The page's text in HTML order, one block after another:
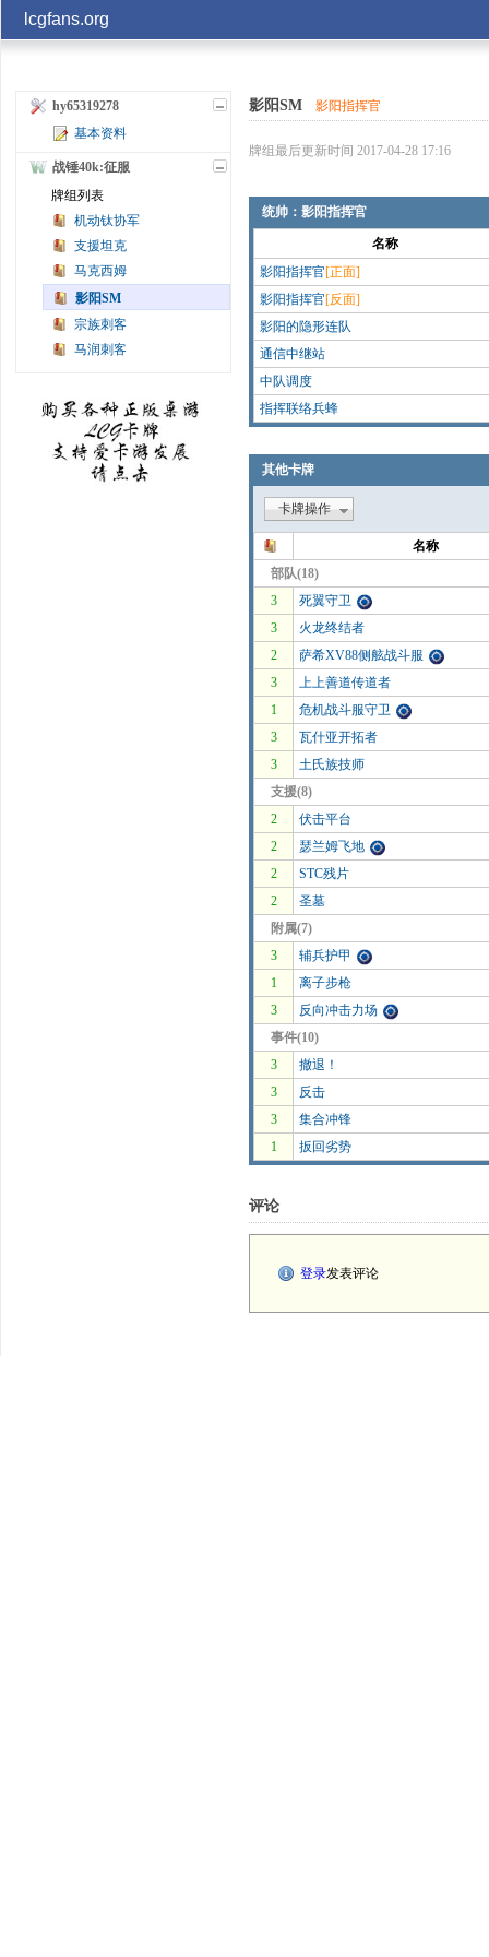
lcgfans.org
hy65319278
基本资料
战锤40k:征服
牌组列表
机动钛协军
支援坦克
马克西姆
影阳SM
宗族刺客
马润刺客
影阳SM 影阳指挥官
牌组最后更新时间 2017-04-28 17:16
统帅：影阳指挥官
名称
影阳指挥官[正面]
影阳指挥官[反面]
影阳的隐形连队
通信中继站
中队调度
指挥联络兵蜂
其他卡牌
卡牌操作
名称
部队(18)
3
死翼守卫
3
火龙终结者
2
萨希XV88侧舷战斗服
3
上上善道传道者
1
危机战斗服守卫
3
瓦什亚开拓者
3
土氏族技师
支援(8)
2
伏击平台
2
瑟兰姆飞地
2
STC残片
2
圣墓
附属(7)
3
辅兵护甲
1
离子步枪
3
反向冲击力场
事件(10)
3
撤退！
3
反击
3
集合冲锋
1
扳回劣势
评论
登录发表评论